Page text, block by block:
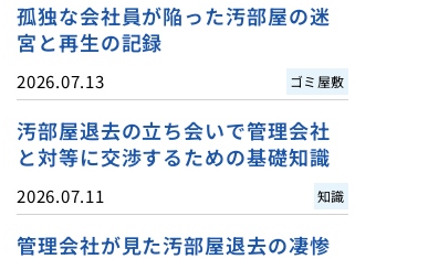
孤独な会社員が陥った汚部屋の迷
宮と再生の記録
2026.07.13 ゴミ屋敷
汚部屋退去の立ち会いで管理会社
と対等に交渉するための基礎知識
2026.07.11 知識
管理会社が見た汚部屋退去の凄惨